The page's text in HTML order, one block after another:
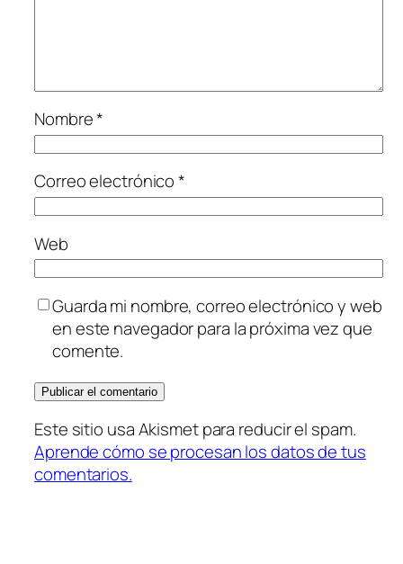
Nombre*
Correo electrónico*
Web
Guarda mi nombre, correo electrónico y web
en este navegador para la próxima vez que
comente.
Este sitio usa Akismet para reducir el spam.
Aprende cómo se procesan los datos de tus
comentarios.